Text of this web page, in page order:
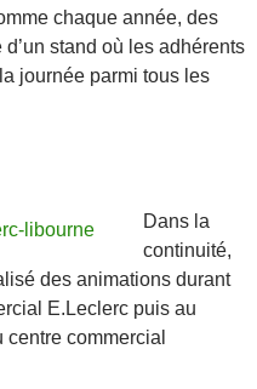
chaque année, des
stand où les adhérents
journée parmi tous les
Dans la
continuité,
des animations durant
E.Leclerc puis au
commercial